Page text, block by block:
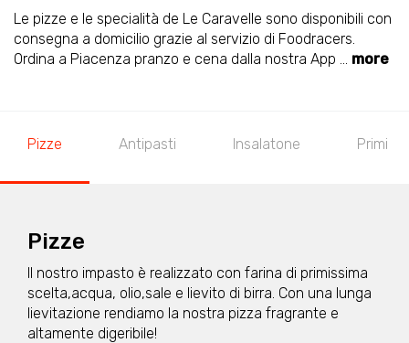
Le pizze e le specialità de Le Caravelle sono disponibili con
consegna a domicilio grazie al servizio di Foodracers.
Ordina a Piacenza pranzo e cena dalla nostra App ... more
Pizze Antipasti Insalatone Primi
Pizze
Il nostro impasto è realizzato con farina di primissima
scelta,acqua, olio,sale e lievito di birra. Con una lunga
lievitazione rendiamo la nostra pizza fragrante e
altamente digeribile!